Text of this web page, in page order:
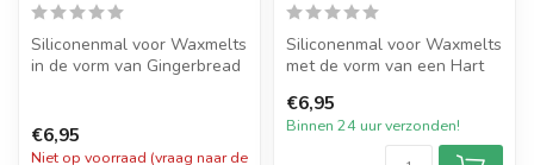
Siliconenmal voor Waxmelts
in de vorm van Gingerbread
€6,95
Niet op voorraad (vraag naar de
Siliconenmal voor Waxmelts
met de vorm van een Hart
to...
€6,95
Binnen 24 uur verzonden!